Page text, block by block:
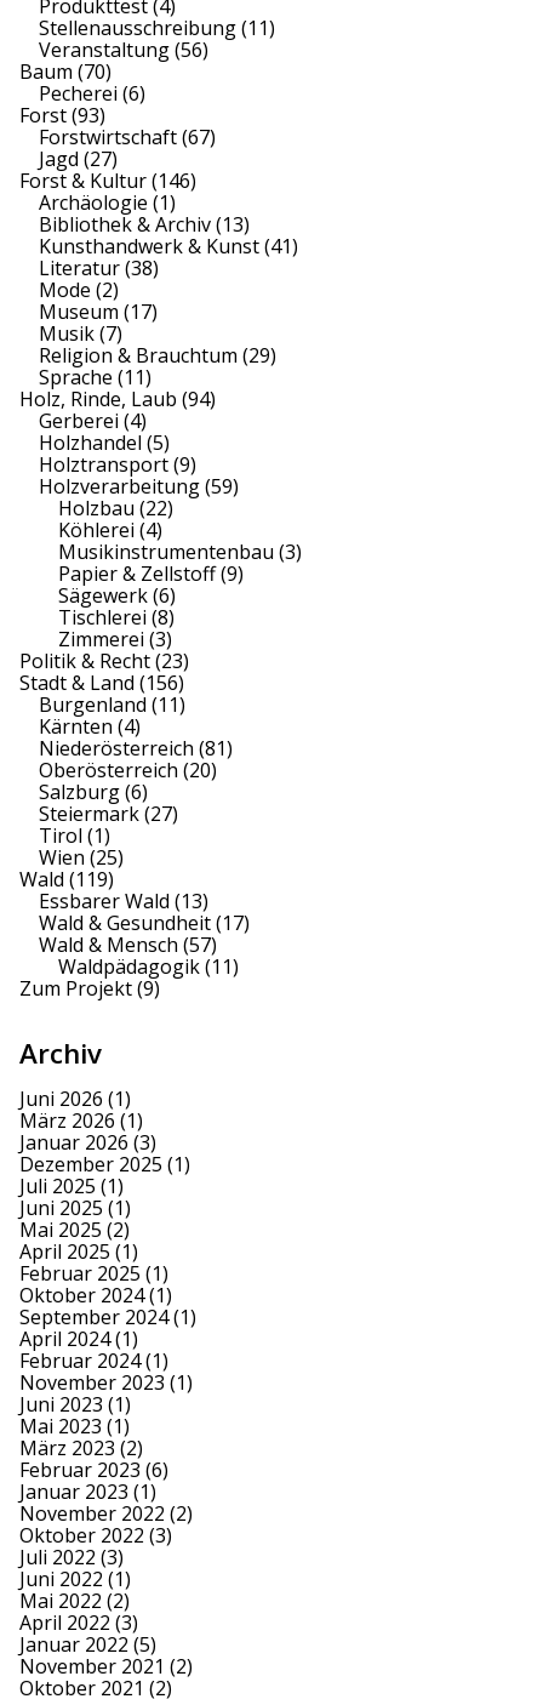
Produkttest(4)
Stellenausschreibung(11)
Veranstaltung(56)
Baum (70)
Pecherei (6)
Forst(93)
Forstwirtschaft(67)
Jagd (27)
Forst & Kultur(146)
Archäologie (1)
Bibliothek & Archiv(13)
Kunsthandwerk & Kunst(41)
Literatur(38)
Mode (2)
Museum (17)
Musik(7)
Religion & Brauchtum (29)
Sprache (11)
Holz, Rinde, Laub (94)
Gerberei (4)
Holzhandel (5)
Holztransport(9)
Holzverarbeitung(59)
Holzbau (22)
Köhlerei (4)
Musikinstrumentenbau (3)
Papier & Zellstoff(9)
Sägewerk(6)
Tischlerei (8)
Zimmerei (3)
Politik & Recht(23)
Stadt & Land (156)
Burgenland (11)
Kärnten (4)
Niederösterreich (81)
Oberösterreich (20)
Salzburg(6)
Steiermark(27)
Tirol (1)
Wien (25)
Wald (119)
Essbarer Wald (13)
Wald & Gesundheit(17)
Wald & Mensch (57)
Waldpädagogik(11)
Zum Projekt(9)
Archiv
Juni 2026 (1)
März 2026 (1)
Januar 2026 (3)
Dezember 2025 (1)
Juli 2025 (1)
Juni 2025 (1)
Mai 2025 (2)
April 2025 (1)
Februar 2025 (1)
Oktober 2024(1)
September 2024(1)
April 2024(1)
Februar 2024(1)
November 2023 (1)
Juni 2023 (1)
Mai 2023 (1)
März 2023 (2)
Februar 2023 (6)
Januar 2023 (1)
November 2022 (2)
Oktober 2022 (3)
Juli 2022 (3)
Juni 2022 (1)
Mai 2022 (2)
April 2022 (3)
Januar 2022 (5)
November 2021 (2)
Oktober 2021 (2)